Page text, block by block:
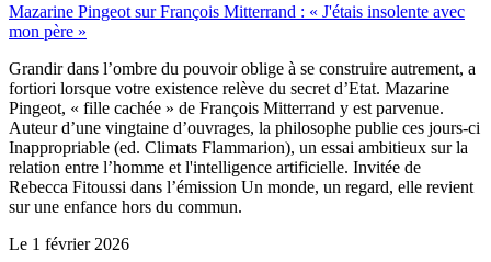
Mazarine Pingeot sur François Mitterrand : « J'étais insolente avec
mon père »
Grandir dans l’ombre du pouvoir oblige à se construire autrement, a
fortiori lorsque votre existence relève du secret d’Etat. Mazarine
Pingeot, « fille cachée » de François Mitterrand y est parvenue.
Auteur d’une vingtaine d’ouvrages, la philosophe publie ces jours-ci
Inappropriable (ed. Climats Flammarion), un essai ambitieux sur la
relation entre l’homme et l'intelligence artificielle. Invitée de
Rebecca Fitoussi dans l’émission Un monde, un regard, elle revient
sur une enfance hors du commun.
Le 1 février 2026